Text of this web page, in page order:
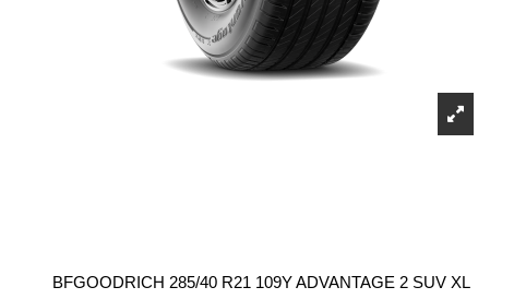
BFGOODRICH 285/40 R21 109Y ADVANTAGE 2 SUV XL